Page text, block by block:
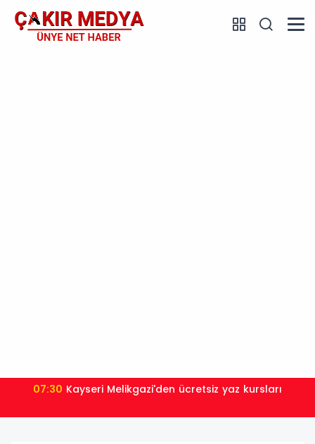
07:30 Kayseri Melikgazi'den ücretsiz yaz kursları